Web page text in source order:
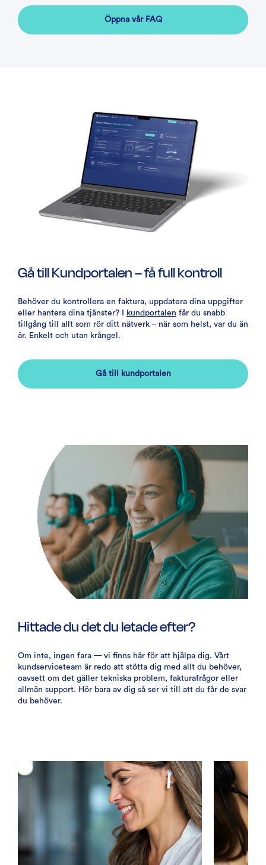
Öppna vår FAQ
Gå till Kundportalen – få full kontroll
Behöver du kontrollera en faktura, uppdatera dina uppgifter
eller hantera dina tjänster? I
kundportalen får du snabb
tillgång till allt som rör ditt nätverk – när som helst, var du än
är. Enkelt och utan krångel.
Gå till kundportalen
Hittade du det du letade efter?
Om inte, ingen fara — vi finns här för att hjälpa dig. Vårt
kundserviceteam är redo att stötta dig med allt du behöver,
oavsett om det gäller tekniska problem, fakturafrågor eller
allmän support. Hör bara av dig så ser vi till att du får de svar
du behöver.